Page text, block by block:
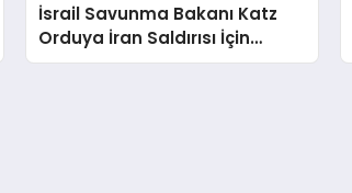
İsrail Savunma Bakanı Katz
Orduya İran Saldırısı İçin
Hazırlık Talimatı Verdi